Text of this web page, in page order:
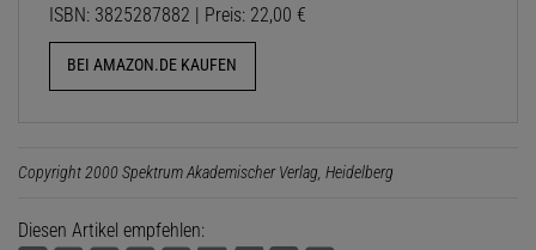
ISBN: 3825287882 | Preis: 22,00 €
BEI AMAZON.DE KAUFEN
Copyright 2000 Spektrum Akademischer Verlag, Heidelberg
Diesen Artikel empfehlen: